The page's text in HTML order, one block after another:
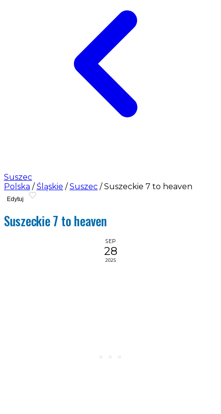
Suszec
Polska / Śląskie / Suszec / Suszeckie 7 to heaven
Edytuj
Suszeckie 7 to heaven
SEP
28
2025